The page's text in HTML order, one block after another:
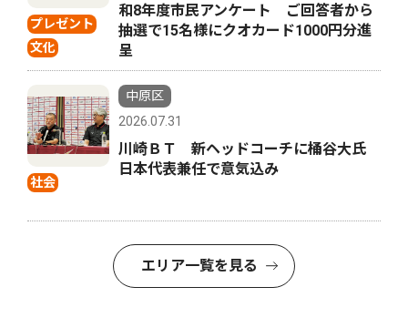
プレゼント
文化
和8年度市民アンケート ご回答者から
抽選で15名様にクオカード1000円分進
呈
社会
中原区
2026.07.31
川崎ＢＴ 新ヘッドコーチに桶谷大氏
日本代表兼任で意気込み
エリア一覧を見る